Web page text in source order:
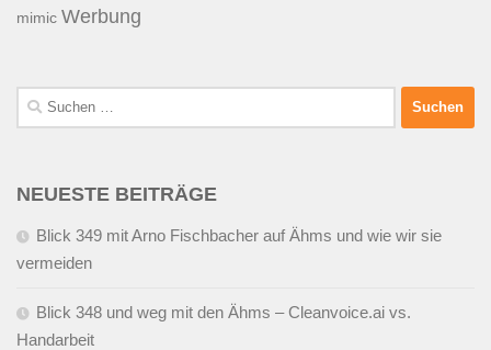
mimic Werbung
Suchen
nach:
NEUESTE BEITRÄGE
Blick 349 mit Arno Fischbacher auf Ähms und wie wir sie
vermeiden
Blick 348 und weg mit den Ähms – Cleanvoice.ai vs.
Handarbeit